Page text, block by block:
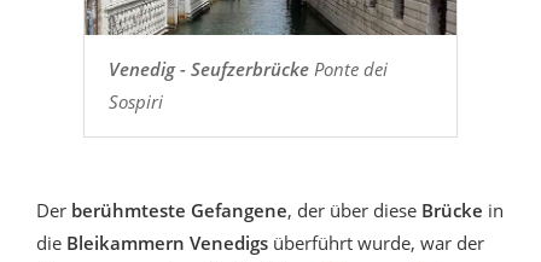
Venedig - SeufzerbrückePonte dei
Sospiri
Der berühmteste Gefangene, der über diese Brücke in
die Bleikammern Venedigs überführt wurde, war der